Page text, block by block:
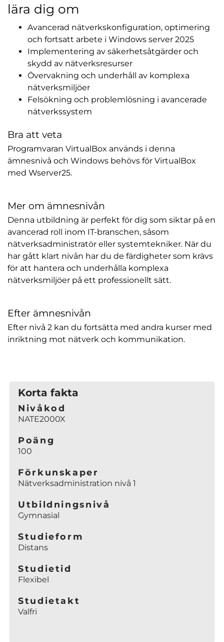
lära dig om
Avancerad nätverkskonfiguration, optimering
och fortsatt arbete i Windows server 2025
Implementering av säkerhetsåtgärder och
skydd av nätverksresurser
Övervakning och underhåll av komplexa
nätverksmiljöer
Felsökning och problemlösning i avancerade
nätverkssystem
Bra att veta
Programvaran VirtualBox används i denna
ämnesnivå och Windows behövs för VirtualBox
med Wserver25.
Mer om ämnesnivån
Denna utbildning är perfekt för dig som siktar på en
avancerad roll inom IT-branschen, såsom
nätverksadministratör eller systemtekniker. När du
har gått klart nivån har du de färdigheter som krävs
för att hantera och underhålla komplexa
nätverksmiljöer på ett professionellt sätt.
Efter ämnesnivån
Efter nivå 2 kan du fortsätta med andra kurser med
inriktning mot nätverk och kommunikation.
Korta fakta
Nivåkod
NATE2000X
Poäng
100
Förkunskaper
Nätverksadministration nivå 1
Utbildningsnivå
Gymnasial
Studieform
Distans
Studietid
Flexibel
Studietakt
Valfri